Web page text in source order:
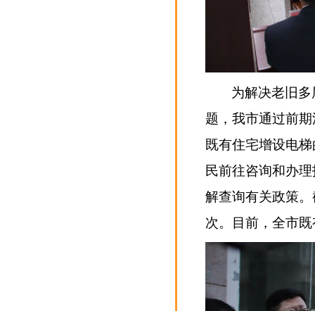
为解决老旧
题，我市通过前
既有住宅增设电
民前往咨询和办
解查询有关政策
次。目前，全市